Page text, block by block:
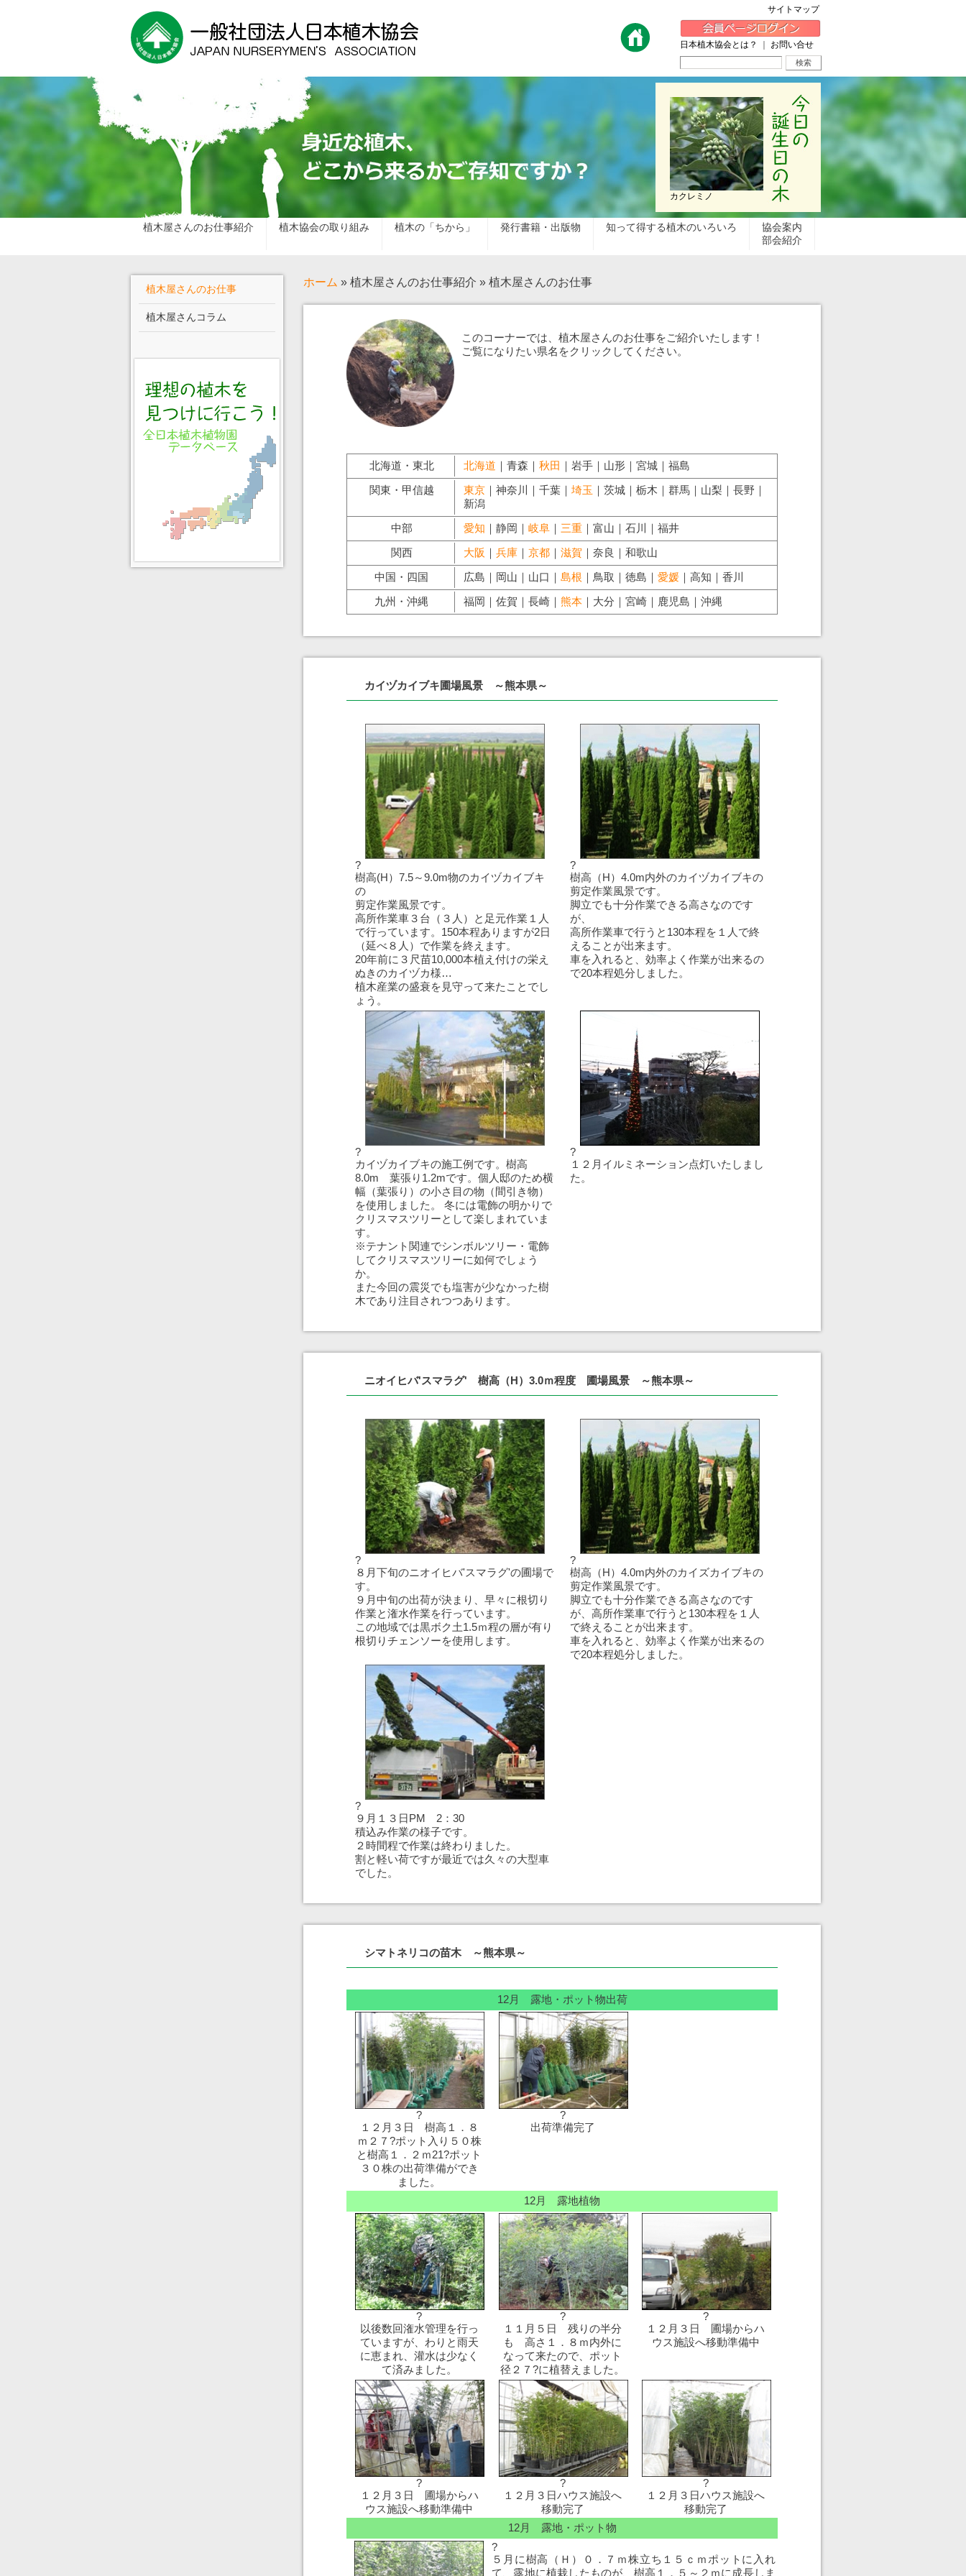
サイトマップ
日本植木協会とは？ お問い合せ
カクレミノ
植木屋さんのお仕事紹介 植木協会の取り組み 植木の「ちから」 発行書籍・出版物 知って得する植木のいろいろ
協会案内
部会紹介
ホーム » 植木屋さんのお仕事紹介 » 植木屋さんのお仕事
このコーナーでは、植木屋さんのお仕事をご紹介いたします！
ご覧になりたい県名をクリックしてください。
北海道・東北 北海道 ｜青森｜ 秋田 ｜岩手｜山形｜宮城｜福島
関東・甲信越
東京 ｜神奈川｜千葉｜ 埼玉 ｜茨城｜栃木｜群馬｜山梨｜長野｜
新潟
中部
愛知 ｜静岡｜ 岐阜 ｜ 三重 ｜富山｜石川｜福井
関西
大阪 ｜ 兵庫 ｜ 京都 ｜ 滋賀 ｜奈良｜和歌山
中国・四国
広島｜岡山｜山口｜ 島根 ｜鳥取｜徳島｜ 愛媛 ｜高知｜香川
九州・沖縄
福岡｜佐賀｜長崎｜ 熊本 ｜大分｜宮崎｜鹿児島｜沖縄
カイヅカイブキ圃場風景 ～熊本県～
?
樹高(H）7.5～9.0m物のカイヅカイブキ
の
剪定作業風景です。
高所作業車３台（３人）と足元作業１人
で行っています。150本程ありますが2日
（延べ８人）で作業を終えます。
20年前に３尺苗10,000本植え付けの栄え
ぬきのカイヅカ様…
植木産業の盛衰を見守って来たことでし
ょう。
?
樹高（H）4.0m内外のカイヅカイブキの
剪定作業風景です。
脚立でも十分作業できる高さなのです
が、
高所作業車で行うと130本程を１人で終
えることが出来ます。
車を入れると、効率よく作業が出来るの
で20本程処分しました。
?
カイヅカイブキの施工例です。樹高
8.0m 葉張り1.2mです。個人邸のため横
幅（葉張り）の小さ目の物（間引き物）
を使用しました。 冬には電飾の明かりで
クリスマスツリーとして楽しまれていま
す。
※テナント関連でシンボルツリー・電飾
してクリスマスツリーに如何でしょう
か。
また今回の震災でも塩害が少なかった樹
木であり注目されつつあります。
?
１２月イルミネーション点灯いたしまし
た。
ニオイヒバ'スマラグ' 樹高（H）3.0ｍ程度 圃場風景 ～熊本県～
?
８月下旬のニオイヒバ'スマラグ'の圃場で
す。
９月中旬の出荷が決まり、早々に根切り
作業と潅水作業を行っています。
この地域では黒ボク土1.5ｍ程の層が有り
根切りチェンソーを使用します。
?
樹高（H）4.0m内外のカイズカイブキの
剪定作業風景です。
脚立でも十分作業できる高さなのです
が、高所作業車で行うと130本程を１人
で終えることが出来ます。
車を入れると、効率よく作業が出来るの
で20本程処分しました。
?
９月１３日PM 2：30
積込み作業の様子です。
２時間程で作業は終わりました。
割と軽い荷ですが最近では久々の大型車
でした。
シマトネリコの苗木 ～熊本県～
12月 露地・ポット物出荷
?
１２月３日 樹高１．８
ｍ２７?ポット入り５０株
と樹高１．２ｍ21?ポット
３０株の出荷準備ができ
ました。
?
出荷準備完了
12月 露地植物
?
以後数回潅水管理を行っ
ていますが、わりと雨天
に恵まれ、灌水は少なく
て済みました。
?
１１月５日 残りの半分
も 高さ１．８ｍ内外に
なって来たので、ポット
径２７?に植替えました。
?
１２月３日 圃場からハ
ウス施設へ移動準備中
?
１２月３日 圃場からハ
ウス施設へ移動準備中
?
１２月３日ハウス施設へ
移動完了
?
１２月３日ハウス施設へ
移動完了
12月 露地・ポット物
?
５月に樹高（Ｈ）０．７ｍ株立ち１５ｃｍポットに入れ
て、露地に植栽したものが、樹高１．５～２ｍに成長しま
植木屋さんのお仕事
植木屋さんコラム